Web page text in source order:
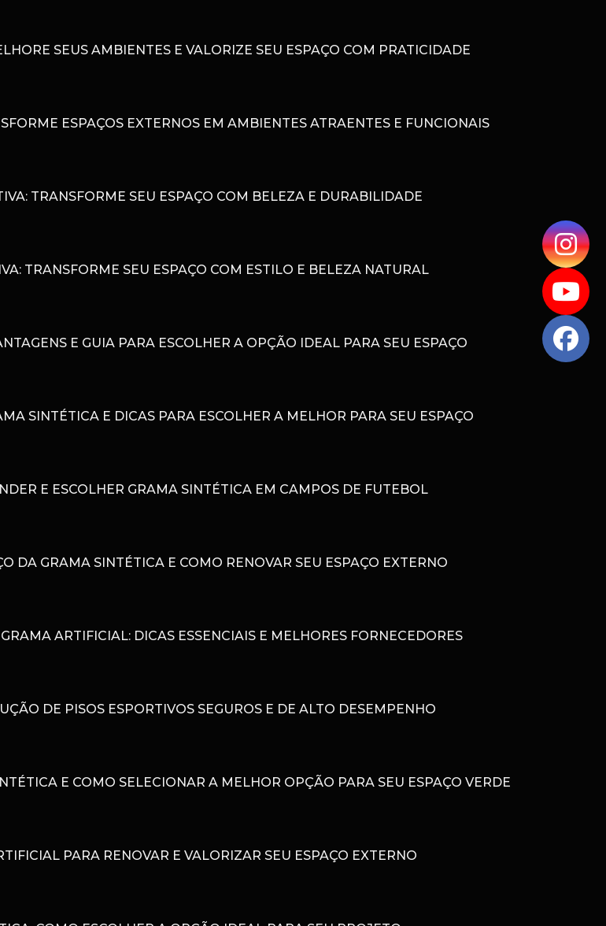
SEUS AMBIENTES E VALORIZE SEU ESPAÇO COM PRATICIDADE
ESPAÇOS EXTERNOS EM AMBIENTES ATRAENTES E FUNCIONAIS
TRANSFORME SEU ESPAÇO COM BELEZA E DURABILIDADE
TRANSFORME SEU ESPAÇO COM ESTILO E BELEZA NATURAL
E GUIA PARA ESCOLHER A OPÇÃO IDEAL PARA SEU ESPAÇO
SINTÉTICA E DICAS PARA ESCOLHER A MELHOR PARA SEU ESPAÇO
E ESCOLHER GRAMA SINTÉTICA EM CAMPOS DE FUTEBOL
DA GRAMA SINTÉTICA E COMO RENOVAR SEU ESPAÇO EXTERNO
ARTIFICIAL: DICAS ESSENCIAIS E MELHORES FORNECEDORES
DE PISOS ESPORTIVOS SEGUROS E DE ALTO DESEMPENHO
E COMO SELECIONAR A MELHOR OPÇÃO PARA SEU ESPAÇO VERDE
PARA RENOVAR E VALORIZAR SEU ESPAÇO EXTERNO